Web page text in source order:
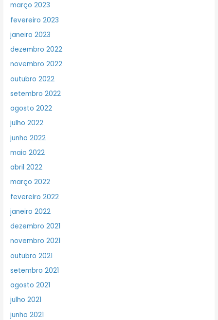
março 2023
fevereiro 2023
janeiro 2023
dezembro 2022
novembro 2022
outubro 2022
setembro 2022
agosto 2022
julho 2022
junho 2022
maio 2022
abril 2022
março 2022
fevereiro 2022
janeiro 2022
dezembro 2021
novembro 2021
outubro 2021
setembro 2021
agosto 2021
julho 2021
junho 2021